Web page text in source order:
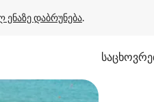
დაბრუნება.